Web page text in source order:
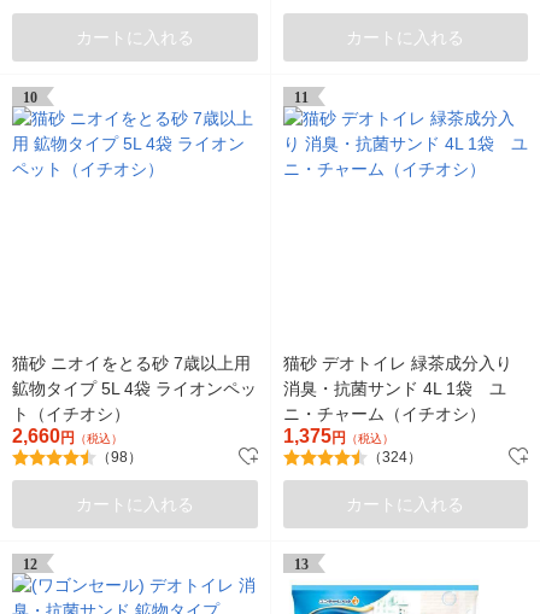
カートに入れる カートに入れる
10
猫砂 ニオイをとる砂 7歳以上用
鉱物タイプ 5L 4袋 ライオンペッ
ト（イチオシ）
2,660円 （税込）
（98）
カートに入れる
11
猫砂 デオトイレ 緑茶成分入り
消臭・抗菌サンド 4L 1袋 ユ
ニ・チャーム（イチオシ）
1,375円 （税込）
（324）
カートに入れる
12 13